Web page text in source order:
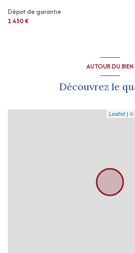
Dépot de garantie
1 450 €
AUTOUR DU BIEN
Découvrez le
Leaflet | ©